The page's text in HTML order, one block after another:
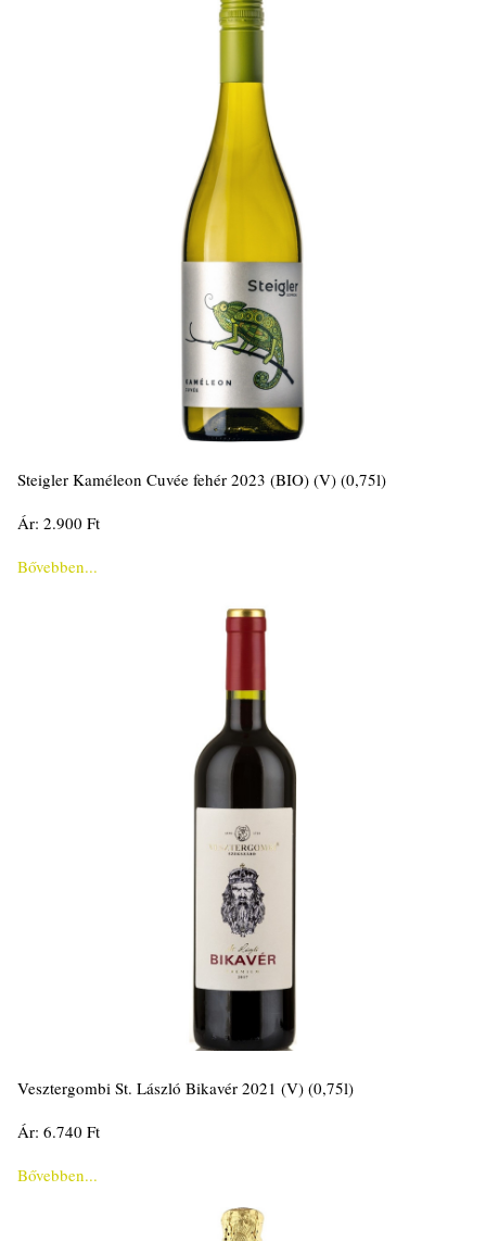
Steigler Kaméleon Cuvée fehér 2023 (BIO) (V) (0,75l)
Ár: 2.900 Ft
Bővebben...
Vesztergombi St. László Bikavér 2021 (V) (0,75l)
Ár: 6.740 Ft
Bővebben...